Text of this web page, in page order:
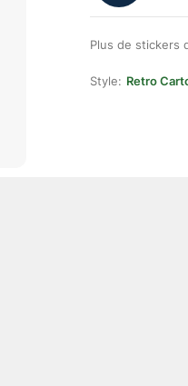
Plus de stickers
Style: Retro